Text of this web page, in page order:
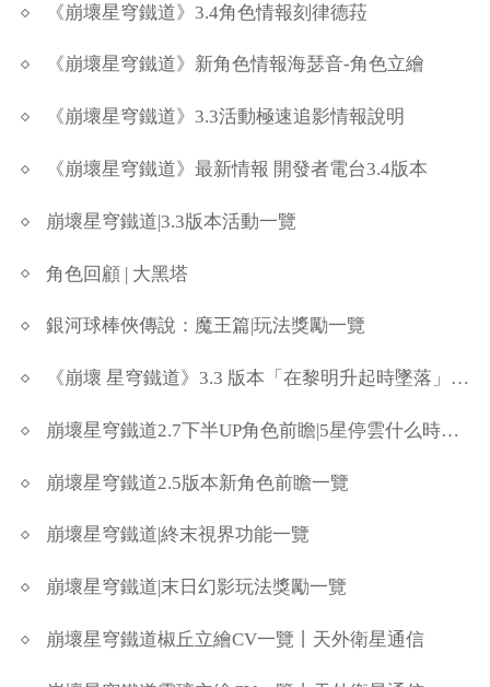
《崩壞星穹鐵道》3.4角色情報刻律德菈
《崩壞星穹鐵道》新角色情報海瑟音-角色立繪
《崩壞星穹鐵道》3.3活動極速追影情報說明
《崩壞星穹鐵道》最新情報 開發者電台3.4版本
崩壞星穹鐵道|3.3版本活動一覽
角色回顧 | 大黑塔
銀河球棒俠傳說：魔王篇|玩法獎勵一覽
《崩壞 星穹鐵道》3.3 版本「在黎明升起時墜落」正式上線
崩壞星穹鐵道2.7下半UP角色前瞻|5星停雲什么時候出
崩壞星穹鐵道2.5版本新角色前瞻一覽
崩壞星穹鐵道|終末視界功能一覽
崩壞星穹鐵道|末日幻影玩法獎勵一覽
崩壞星穹鐵道椒丘立繪CV一覽丨天外衛星通信